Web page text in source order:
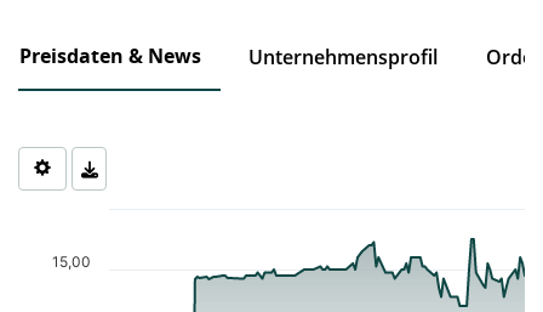
Preisdaten & News Unternehmensprofil
Chart
The chart has 1 X axis displaying Time. Data ranges from 2026-
The chart has 1 Y axis displaying values. Data ranges from
15,00